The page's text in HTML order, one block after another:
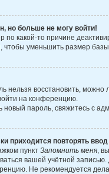
но больше не могу войти!
по какой-то причине
уменьшить размер базы
нельзя восстановить,
на конференцию.
новый пароль, свяжитесь с
приходится повторять
пункт Запомнить меня,
вашей учётной
Не рекомендуется